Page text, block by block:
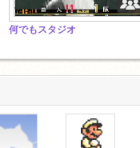
何でもスタジオ